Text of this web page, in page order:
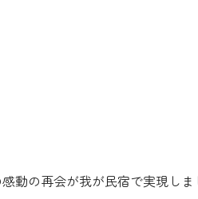
動の再会が我が民宿で実現し